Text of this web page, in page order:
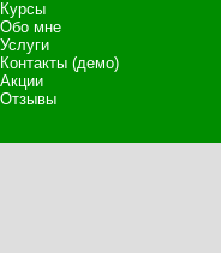
Курсы
Обо мне
Услуги
Контакты (демо)
Акции
Отзывы